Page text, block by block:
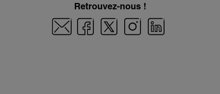
Retrouvez-nous !